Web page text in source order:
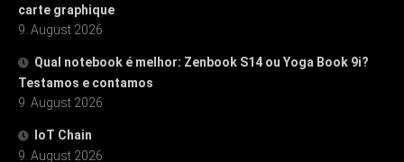
carte graphique
9. August 2026
Qual notebook é melhor: Zenbook S14 ou Yoga Book 9i?
Testamos e contamos
9. August 2026
IoT Chain
9. August 2026